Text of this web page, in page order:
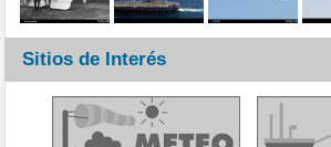
Sitios de Interés